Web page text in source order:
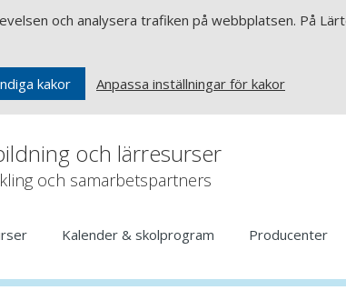
och analysera trafiken på webbplatsen. På
kakor Anpassa inställningar för kakor
och lärresurser
och samarbetspartners
Kalender & skolprogram Producenter